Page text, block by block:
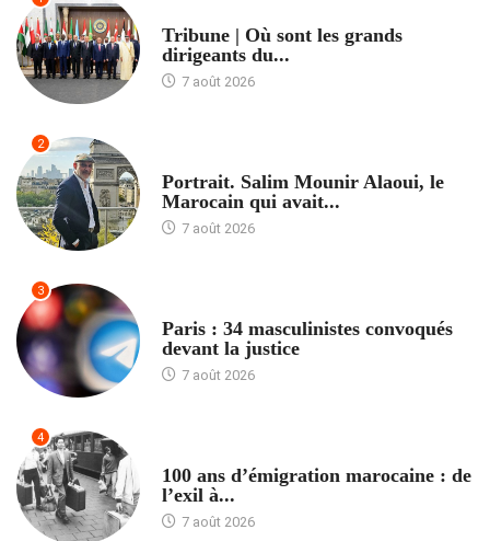
Tribune | Où sont les grands
dirigeants du...
7 août 2026
2
Portrait. Salim Mounir Alaoui, le
Marocain qui avait...
7 août 2026
3
Paris : 34 masculinistes convoqués
devant la justice
7 août 2026
4
100 ans d’émigration marocaine : de
l’exil à...
7 août 2026